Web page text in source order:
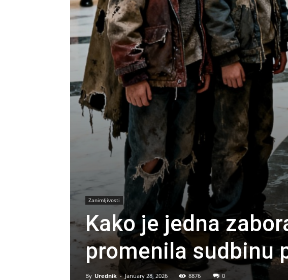
Zanimljivosti
Kako je jedna
promenila sudbinu
By Urednik - January 28, 2026 8876 0